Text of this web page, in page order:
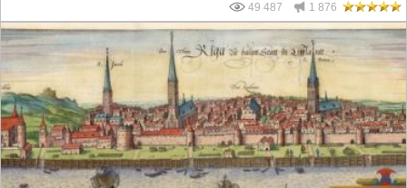
49 487 1 876